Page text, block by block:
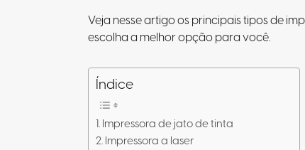
Veja nesse artigo os principais tipos de
escolha a melhor opção para você.
Índice
Impressora de jato de tinta
Impressora a laser